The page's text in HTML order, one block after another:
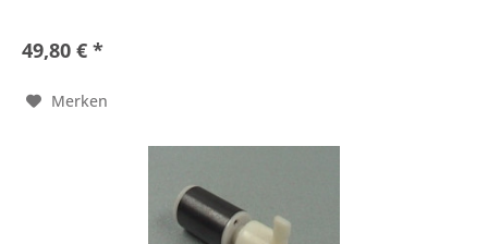
49,80 € *
Merken